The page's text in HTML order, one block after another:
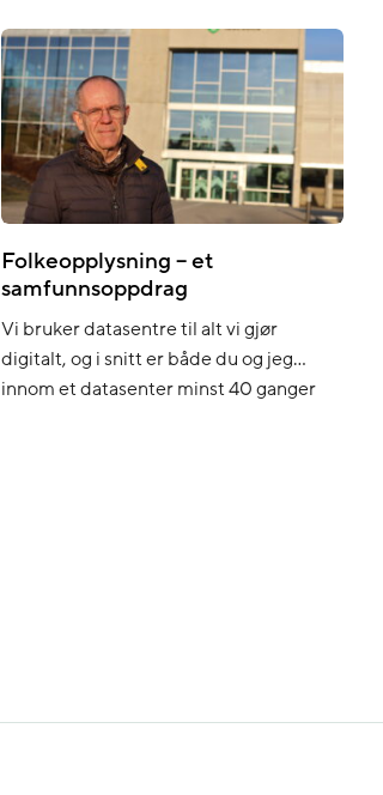
kontaktpunkt gjennom et spennende
samarbeid med forskere fra Norges
Miljø- og Biovitenskapelige Universitet
(NMBU)
Folkeopplysning – et
samfunnsoppdrag
Vi bruker datasentre til alt vi gjør
digitalt, og i snitt er både du og jeg
innom et datasenter minst 40 ganger